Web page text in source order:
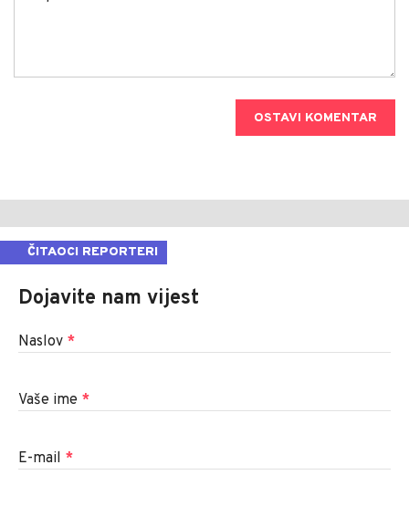
OSTAVI KOMENTAR
ČITAOCI REPORTERI
Dojavite nam vijest
Naslov *
Vaše ime *
E-mail *